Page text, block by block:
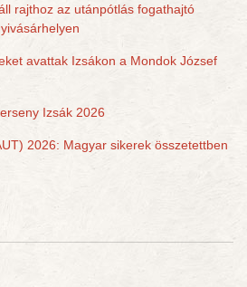
rajthoz az utánpótlás fogathajtó
avattak Izsákon a Mondok József
Izsák 2026
2026: Magyar sikerek összetettben